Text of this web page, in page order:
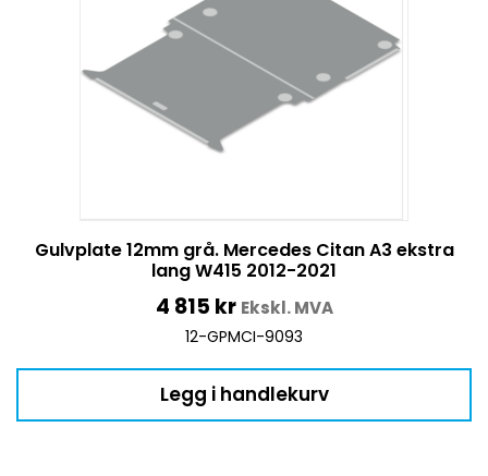
Gulvplate 12mm grå. Mercedes Citan A3 ekstra
lang W415 2012-2021
4 815 kr Ekskl. MVA
12-GPMCI-9093
Legg i handlekurv